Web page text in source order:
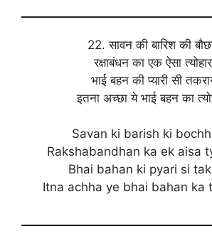
22. सावन की बारिश की
रक्षाबंधन का एक ऐसा
भाई बहन की प्यारी सी
इतना अच्छा ये भाई बहन का
Savan ki barish ki
Rakshabandhan ka ek aisa
Bhai bahan ki pyari si
Itna achha ye bhai bahan ka